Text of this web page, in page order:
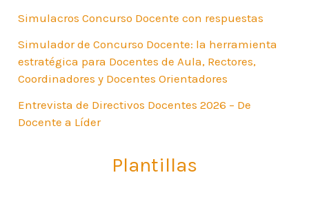
Simulacros Concurso Docente con respuestas
Simulador de Concurso Docente: la herramienta
estratégica para Docentes de Aula, Rectores,
Coordinadores y Docentes Orientadores
Entrevista de Directivos Docentes 2026 – De
Docente a Líder
Plantillas